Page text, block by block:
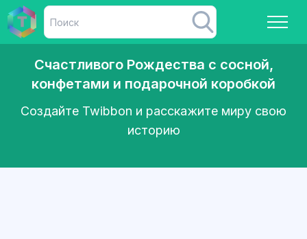
Счастливого Рождества с сосной,
конфетами и подарочной коробкой
Создайте Twibbon и расскажите миру свою
историю